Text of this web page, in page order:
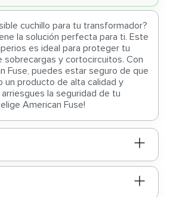
cuchillo para tu transformador?
la solución perfecta para ti. Este
es ideal para proteger tu
sobrecargas y cortocircuitos. Con
Fuse, puedes estar seguro de que
un producto de alta calidad y
arriesgues la seguridad de tu
American Fuse!